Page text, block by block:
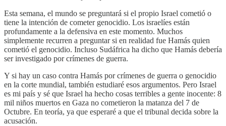
Esta semana, el mundo se preguntará si el propio Israel cometió o
tiene la intención de cometer genocidio. Los israelíes están
profundamente a la defensiva en este momento. Muchos
simplemente recurren a preguntar si en realidad fue Hamás quien
cometió el genocidio. Incluso Sudáfrica ha dicho que Hamás debería
ser investigado por crímenes de guerra.
Y si hay un caso contra Hamás por crímenes de guerra o genocidio
en la corte mundial, también estudiaré esos argumentos. Pero Israel
es mi país y sé que Israel ha hecho cosas terribles a gente inocente: 8
mil niños muertos en Gaza no cometieron la matanza del 7 de
Octubre. En teoría, ya que esperaré a que el tribunal decida sobre la
acusación.